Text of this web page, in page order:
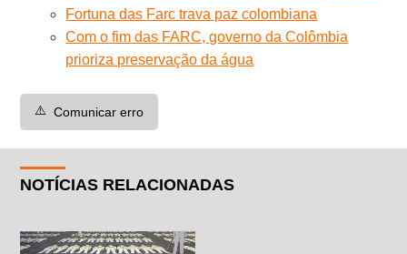
Fortuna das Farc trava paz colombiana
Com o fim das FARC, governo da Colômbia
prioriza preservação da água
⚠️ Comunicar erro
NOTÍCIAS RELACIONADAS